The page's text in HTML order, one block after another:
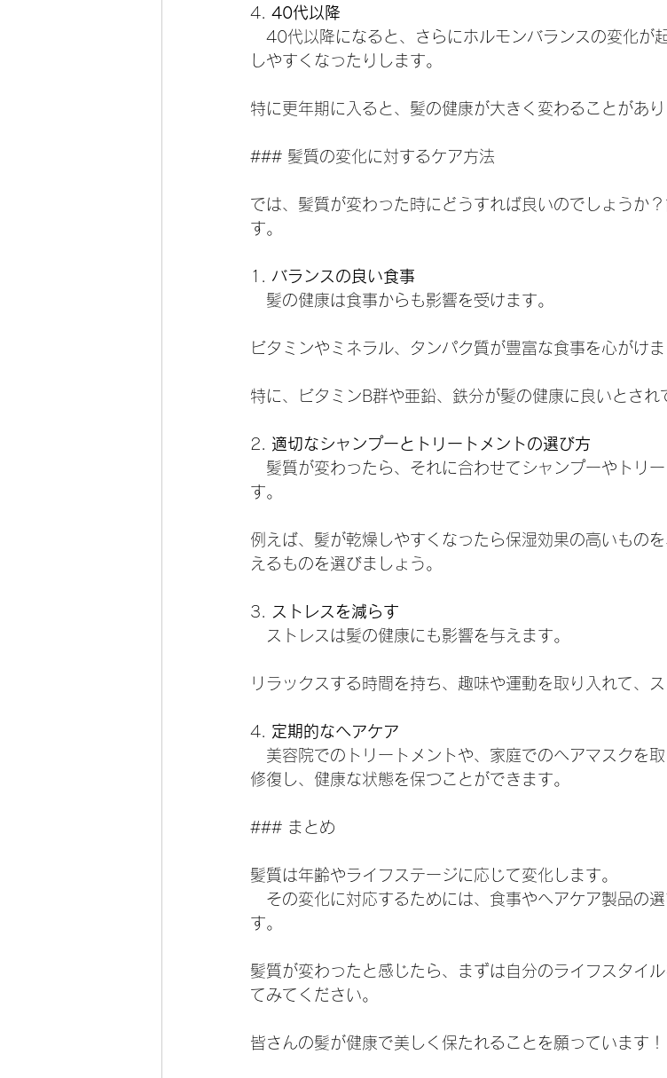
4. 40代以降
40代以降になると、さらにホルモンバランスの変化が
しやすくなったりします。
特に更年期に入ると、髪の健康が大きく変わることがあり
### 髪質の変化に対するケア方法
では、髪質が変わった時にどうすれば良いのでしょうか
す。
1. バランスの良い食事
髪の健康は食事からも影響を受けます。
ビタミンやミネラル、タンパク質が豊富な食事を心がけま
特に、ビタミンB群や亜鉛、鉄分が髪の健康に良いとされ
2. 適切なシャンプーとトリートメントの選び方
髪質が変わったら、それに合わせてシャンプーやトリ
す。
例えば、髪が乾燥しやすくなったら保湿効果の高いもの
えるものを選びましょう。
3.
ストレスを減らす
ストレスは髪の健康にも影響を与えます。
リラックスする時間を持ち、趣味や運動を取り入れて、
4. 定期的なヘアケア
美容院でのトリートメントや、家庭でのヘアマスクを
修復し、健康な状態を保つことができます。
### まとめ
髪質は年齢やライフステージに応じて変化します。
その変化に対応するためには、食事やヘアケア製品の
す。
髪質が変わったと感じたら、まずは自分のライフスタイ
てみてください。
皆さんの髪が健康で美しく保たれることを願っています！